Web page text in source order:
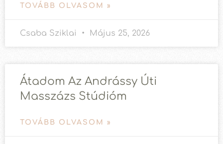
TOVÁBB OLVASOM »
Csaba Sziklai Május 25, 2026
Átadom Az Andrássy Úti
Masszázs Stúdióm
TOVÁBB OLVASOM »